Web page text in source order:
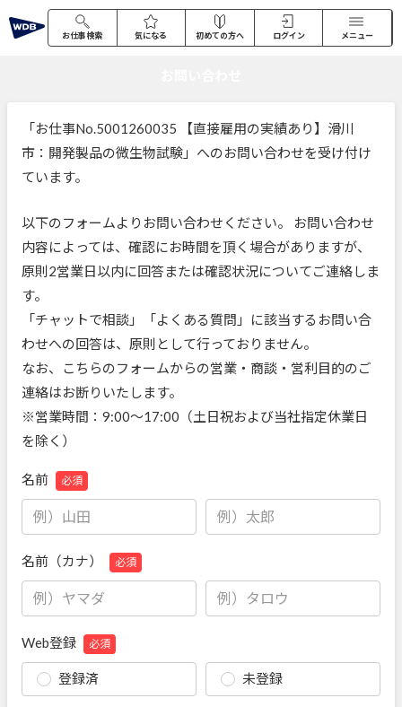
お仕事検索 気になる 初めての方へ ログイン メニュー
「お仕事No.5001260035 【直接雇用の実績あり】滑川
市：開発製品の微生物試験」へのお問い合わせを受け付け
ています。
以下のフォームよりお問い合わせください。 お問い合わせ
内容によっては、確認にお時間を頂く場合がありますが、
原則2営業日以内に回答または確認状況についてご連絡しま
す。
「チャットで相談」「よくある質問」に該当するお問い合
わせへの回答は、原則として行っておりません。
なお、こちらのフォームからの営業・商談・営利目的のご
連絡はお断りいたします。
※営業時間：9:00～17:00（土日祝および当社指定休業日
を除く）
名前 必須
名前（カナ） 必須
Web登録 必須
登録済 未登録